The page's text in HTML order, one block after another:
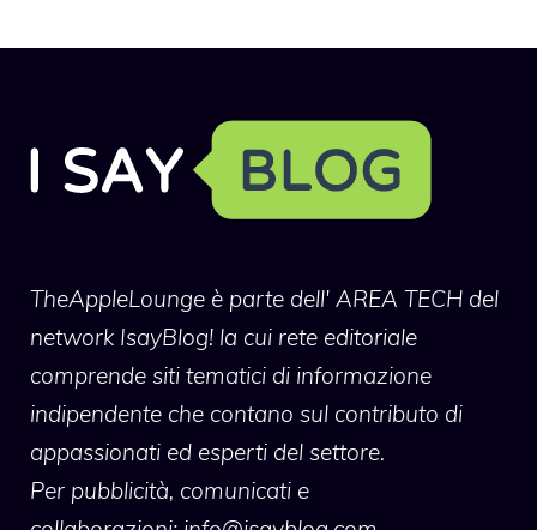
TheAppleLounge è parte dell' AREA TECH del
network IsayBlog! la cui rete editoriale
comprende siti tematici di informazione
indipendente che contano sul contributo di
appassionati ed esperti del settore.
Per pubblicità, comunicati e